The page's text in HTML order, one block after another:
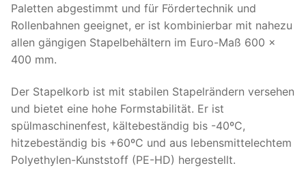
Paletten abgestimmt und für Fördertechnik und
Rollenbahnen geeignet, er ist kombinierbar mit nahezu
allen gängigen Stapelbehältern im Euro-Maß 600 x
400 mm.
Der Stapelkorb ist mit stabilen Stapelrändern versehen
und bietet eine hohe Formstabilität. Er ist
spülmaschinenfest, kältebeständig bis -40ºC,
hitzebeständig bis +60ºC und aus lebensmittelechtem
Polyethylen-Kunststoff (PE-HD) hergestellt.